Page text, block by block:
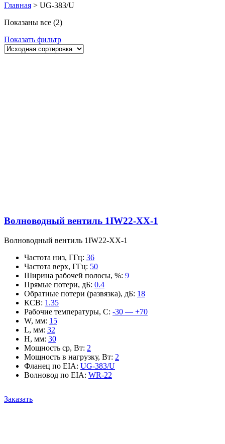
Главная > UG-383/U
Показаны все (2)
Показать фильтр
Волноводный вентиль 1IW22-XX-1
Волноводный вентиль 1IW22-XX-1
Частота низ, ГГц: 36
Частота верх, ГГц: 50
Ширина рабочей полосы, %: 9
Прямые потери, дБ: 0.4
Обратные потери (развязка), дБ: 18
КСВ: 1.35
Рабочие температуры, С: -30 — +70
W, мм: 15
L, мм: 32
H, мм: 30
Мощность ср, Вт: 2
Мощность в нагрузку, Вт: 2
Фланец по EIA: UG-383/U
Волновод по EIA: WR-22
Заказать